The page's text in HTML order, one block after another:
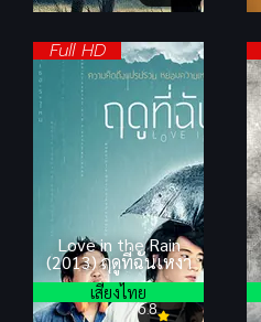
Full HD
Love in the Rain
(2013) ฤดูที่ฉันเหงา
6.8
เสียงไทย